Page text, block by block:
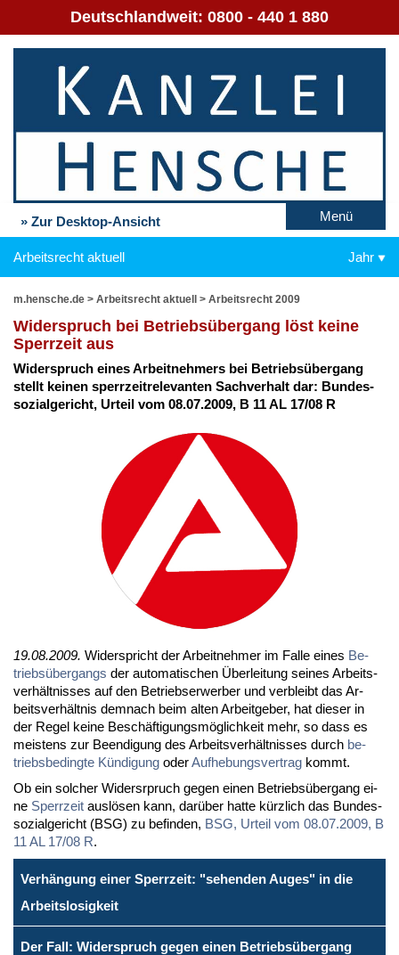
Deutschlandweit: 0800 - 440 1 880
» Zur Desktop-Ansicht Menü
Arbeitsrecht aktuell Jahr
m.hensche.de > Arbeitsrecht aktuell > Arbeitsrecht 2009
Wi­der­spruch bei Be­triebs­über­gang löst kei­ne
Sperr­zeit aus
Wi­der­spruch ei­nes Ar­beit­neh­mers bei Be­triebs­über­gang
stellt kei­nen sperr­zeit­re­le­van­ten Sach­ver­halt dar: Bun­des­
so­zi­al­ge­richt, Ur­teil vom 08.07.2009, B 11 AL 17/08 R
19.08.2009. Wi­der­spricht der Ar­beit­neh­mer im Fal­le ei­nes Be­
triebs­über­gangs der au­to­ma­ti­schen Über­lei­tung sei­nes Ar­beits­
ver­hält­nis­ses auf den Be­triebs­er­wer­ber und ver­bleibt das Ar­
beits­ver­hält­nis dem­nach beim al­ten Ar­beit­ge­ber, hat die­ser in
der Re­gel kei­ne Be­schäf­ti­gungs­mög­lich­keit mehr, so dass es
meis­tens zur Be­en­di­gung des Ar­beits­ver­hält­nis­ses durch be­
triebs­be­ding­te Kün­di­gung oderAuf­he­bungs­ver­trag kommt.
Ob ein sol­cher Wi­ders­rpruch ge­gen ei­nen Be­triebs­über­gang ei­
ne Sperr­zeit aus­lö­sen kann, dar­über hat­te kürz­lich das Bun­des­
so­zi­al­ge­richt (BSG) zu be­fin­den, BSG, Ur­teil vom 08.07.2009, B
11 AL 17/08 R.
Verhängung einer Sperrzeit: "sehenden Auges" in die
Arbeitslosigkeit
Der Fall: Widerspruch gegen einen Betriebsübergang